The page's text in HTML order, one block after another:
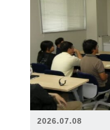
2026.07.08